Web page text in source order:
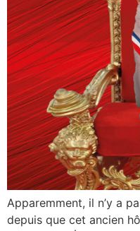
Apparemment, il n’y a
depuis que cet ancien